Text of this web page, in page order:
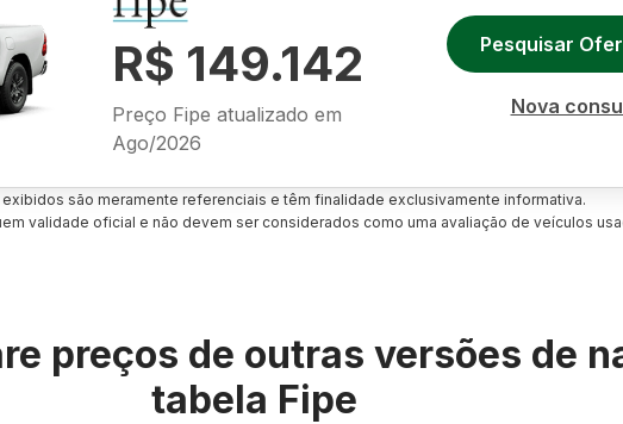
R$ 149.142
Preço Fipe atualizado em
Ago/2026
Pesquisar
Nova
são meramente referenciais e têm finalidade exclusivamente informativa.
validade oficial e não devem ser considerados como uma avaliação de veículos
preços de outras versões de
tabela Fipe